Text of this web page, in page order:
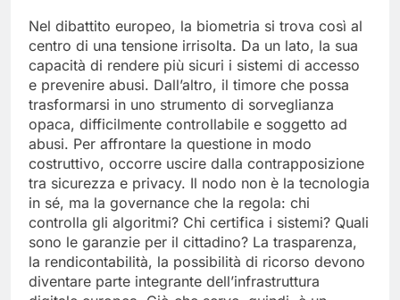
Nel dibattito europeo, la biometria si trova così al
centro di una tensione irrisolta. Da un lato, la sua
capacità di rendere più sicuri i sistemi di accesso
e prevenire abusi. Dall’altro, il timore che possa
trasformarsi in uno strumento di sorveglianza
opaca, difficilmente controllabile e soggetto ad
abusi. Per affrontare la questione in modo
costruttivo, occorre uscire dalla contrapposizione
tra sicurezza e privacy. Il nodo non è la tecnologia
in sé, ma la governance che la regola: chi
controlla gli algoritmi? Chi certifica i sistemi? Quali
sono le garanzie per il cittadino? La trasparenza,
la rendicontabilità, la possibilità di ricorso devono
diventare parte integrante dell’infrastruttura